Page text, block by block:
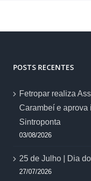
POSTS RECENTES
Fetropar realiza
Carambeí e aprova
Sintroponta
03/08/2026
25 de Julho | Dia
27/07/2026